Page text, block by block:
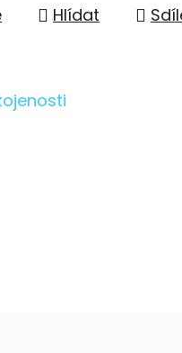
Hlídat